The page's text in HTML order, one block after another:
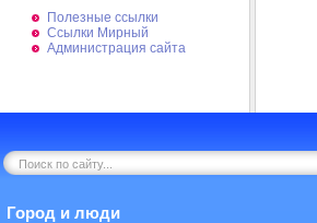
Полезные ссылки
Ссылки Мирный
Администрация сайта
Город и люди